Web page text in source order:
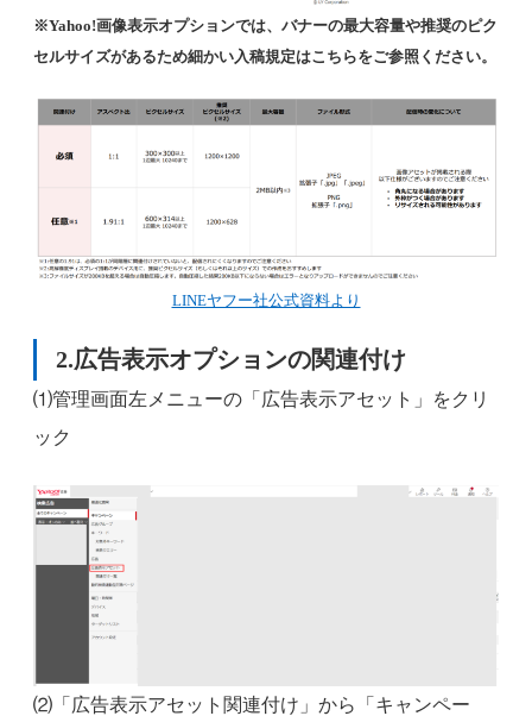
※Yahoo!画像表示オプションでは、バナーの最大容量や推奨のピク
セルサイズがあるため細かい入稿規定はこちらをご参照ください。
LINEヤフー社公式資料より
2.広告表示オプションの関連付け
⑴管理画面左メニューの「広告表示アセット」をクリ
ック
⑵「広告表示アセット関連付け」から「キャンペー